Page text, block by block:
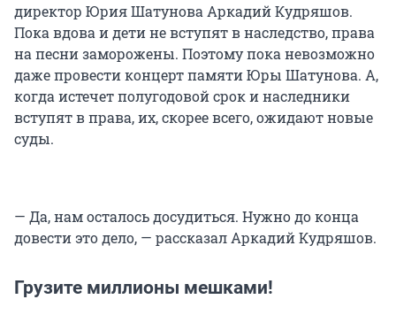
директор Юрия Шатунова Аркадий Кудряшов.
Пока вдова и дети не вступят в наследство, права
на песни заморожены. Поэтому пока невозможно
даже провести концерт памяти Юры Шатунова. А,
когда истечет полугодовой срок и наследники
вступят в права, их, скорее всего, ожидают новые
суды.
— Да, нам осталось досудиться. Нужно до конца
довести это дело, — рассказал Аркадий Кудряшов.
Грузите миллионы мешками!